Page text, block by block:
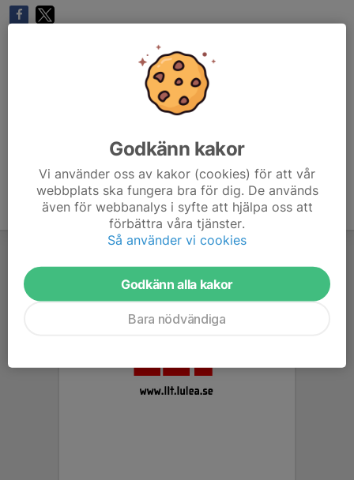
Godkänn kakor
Vi använder oss av kakor (cookies) för att vår
webbplats ska fungera bra för dig. De används
även för webbanalys i syfte att hjälpa oss att
förbättra våra tjänster.
Så använder vi cookies
Godkänn alla kakor
Bara nödvändiga